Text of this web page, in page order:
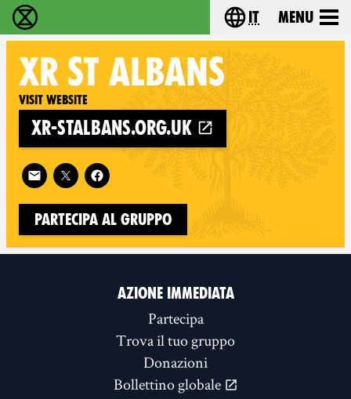
Extinction Rebellion - Home Choose your
it Menu
XR ST ALBANS
Visit website
xr-stalbans.org.uk
Follow XR St Albans on
Partecipa al gruppo
AZIONE IMMEDIATA
Partecipa
Trova il tuo gruppo
Donazioni
Bollettino globale